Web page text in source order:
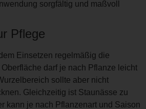
sorgfältig und maßvoll
Pflege
Einsetzen regelmäßig die
darf je nach Pflanze leicht
sollte aber nicht
Gleichzeitig ist Staunässe zu
kann je nach Pflanzenart und Saison